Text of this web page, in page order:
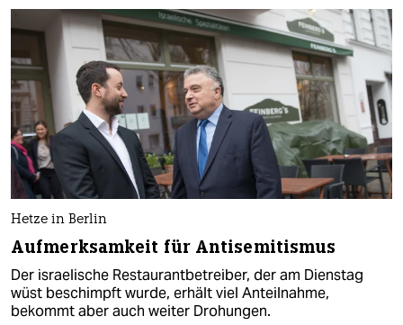
Hetze in Berlin
Aufmerksamkeit für Antisemitismus
Der israelische Restaurantbetreiber, der am Dienstag
wüst beschimpft wurde, erhält viel Anteilnahme,
bekommt aber auch weiter Drohungen.